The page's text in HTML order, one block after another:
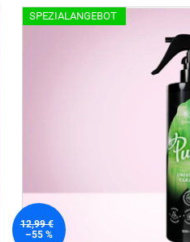
SPEZIALANGEBOT
12,99 €
–55 %